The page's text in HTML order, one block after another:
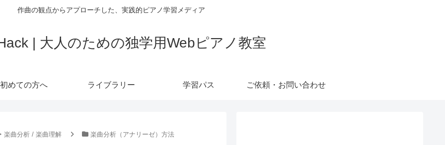
作曲の観点からアプローチした、実践的ピアノ学習メディア
| 大人のための独学用Webピアノ教室
初めての方へ ライブラリー 学習パス ご依頼・お問い合わせ
楽曲分析 / 楽曲理解 楽曲分析（アナリーゼ）方法